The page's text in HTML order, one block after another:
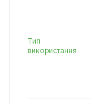
Тип
використання